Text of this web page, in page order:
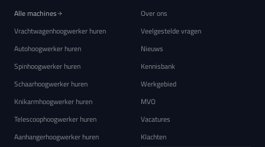
Alle machines
Vrachtwagenhoogwerker huren
Autohoogwerker huren
Spinhoogwerker huren
Schaarhoogwerker huren
Knikarmhoogwerker huren
Telescoophoogwerker huren
Aanhangerhoogwerker huren
Over ons
Veelgestelde vragen
Nieuws
Kennisbank
Werkgebied
MVO
Vacatures
Klachten